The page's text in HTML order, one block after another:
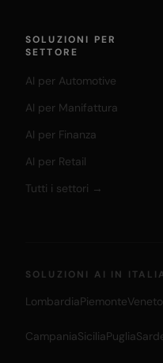
SOLUZIONI PER
SETTORE
AI per Automotive
AI per Manifattura
AI per Finanza
AI per Retail
Tutti i settori →
SOLUZIONI AI IN
LombardiaPiemonteVeneto
CampaniaSiciliaPuglia